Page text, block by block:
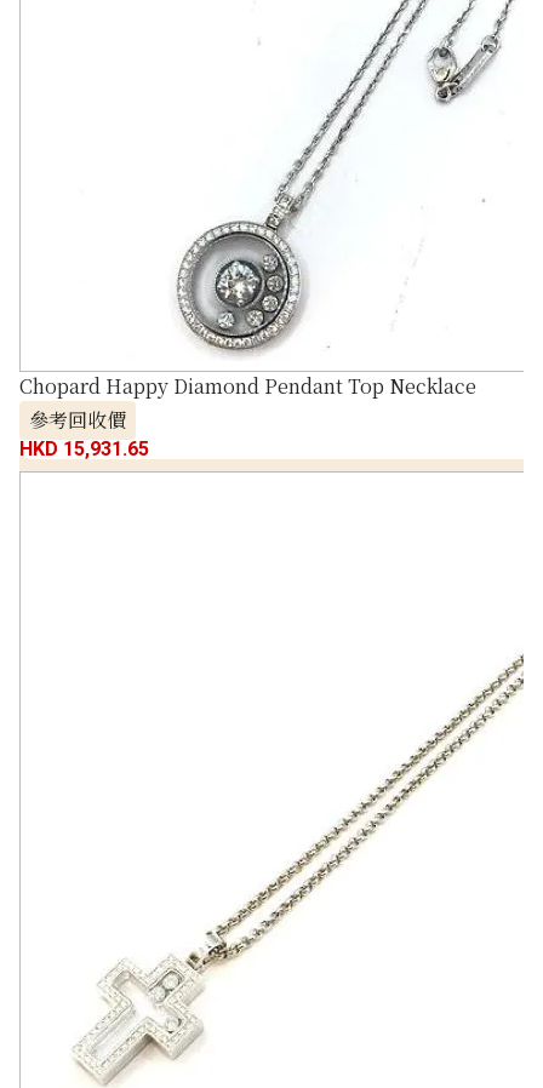
Chopard Happy Diamond Pendant Top Necklace
參考回收價
HKD 15,931.65